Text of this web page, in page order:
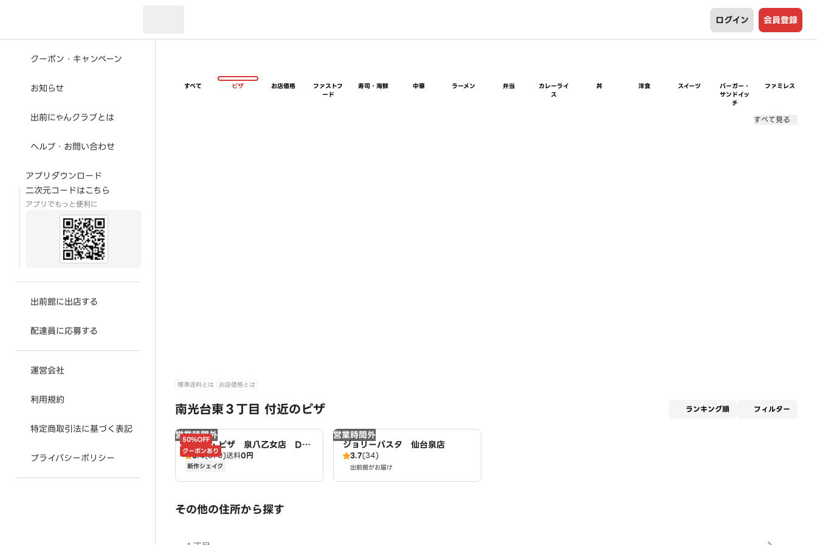
ログイン 会員登録
クーポン・キャンペーン
お知らせ
出前にゃんクラブとは
ヘルプ・お問い合わせ
アプリダウンロード
二次元コードはこちら
アプリでもっと便利に
出前館に出店する
配達員に応募する
運営会社
利用規約
特定商取引法に基づく表記
プライバシーポリシー
すべて ピザ お店価格
ファストフ
ード
寿司・海鮮 中華 ラーメン 弁当
カレーライ
ス
丼 洋食 スイーツ
バーガー・
サンドイッ
チ
ファミレス
すべて見る
標準送料とは お店価格とは
南光台東３丁目 付近のピザ ランキング順 フィルター
営業時間外
50%OFF
クーポンあり
ドミノ・ピザ 泉八乙女店 Do
mino's
3.4(370)送料0円
新作シェイク
営業時間外
ジョリーパスタ 仙台泉店
3.7(34)
出前館がお届け
その他の住所から探す